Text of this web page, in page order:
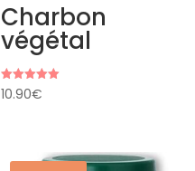
Charbon
végétal
Rated
5.00
10.90€